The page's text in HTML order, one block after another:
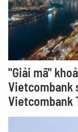
"Giải mã"
Vietcombank
Vietcombank